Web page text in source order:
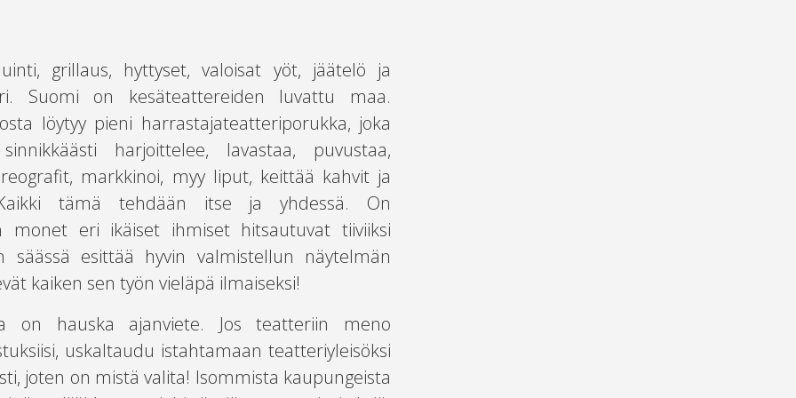
grillaus, hyttyset, valoisat yöt, jäätelö ja
Suomi on kesäteattereiden luvattu maa.
löytyy pieni harrastajateatteriporukka, joka
harjoittelee, lavastaa, puvustaa,
markkinoi, myy liput, keittää kahvit ja
tämä tehdään itse ja yhdessä. On
monet eri ikäiset ihmiset hitsautuvat tiiviiksi
säässä esittää hyvin valmistellun näytelmän
kaiken sen työn vieläpä ilmaiseksi!
on hauska ajanviete. Jos teatteriin meno
uskaltaudu istahtamaan teatteriyleisöksi
joten on mistä valita! Isommista kaupungeista